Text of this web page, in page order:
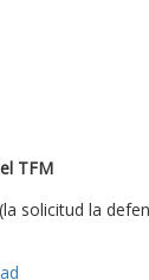
TFM
solicitud la